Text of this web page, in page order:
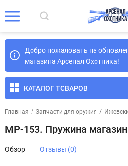
Добро пожаловать на
магазина Арсенал Охотника!
КАТАЛОГ ТОВАРОВ
Главная / Запчасти для оружия /
МР-153. Пружина
Обзор Отзывы (0)